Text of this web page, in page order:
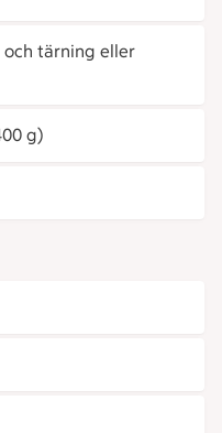
tärning eller
g)